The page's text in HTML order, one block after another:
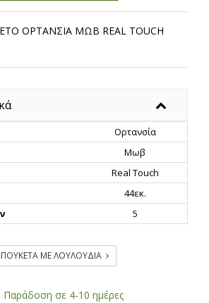
ΟΡΤΑΝΣΙΑ ΜΩΒ REAL TOUCH
Ορτανσία
Μωβ
Real Touch
44εκ.
5
ΜΕ ΛΟΥΛΟΥΔΙΑ
σε 4-10 ημέρες